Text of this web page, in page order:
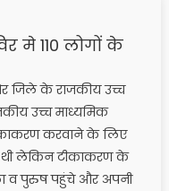
मे 110 लोगों के
जिले के राजकीय उच्च
उच्च माध्यमिक
करवाने के लिए
थी लेकिन टीकाकरण के
व पुरुष पहुंचे और अपनी